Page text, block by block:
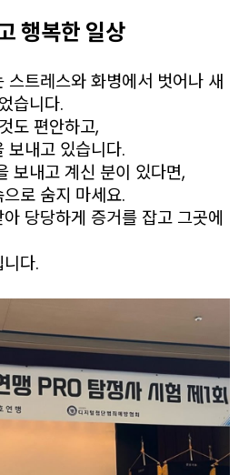
행복한 일상
스트레스와 화병에서 벗어나 새
습니다.
도 편안하고,
보내고 있습니다.
보내고 계신 분이 있다면,
로 숨지 마세요.
당당하게 증거를 잡고 그곳에
다.